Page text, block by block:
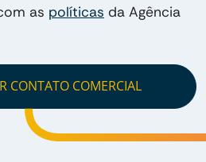
as políticas da Agência
CONTATO COMERCIAL